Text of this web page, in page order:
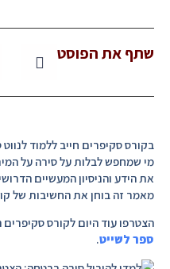
שתף את הפוסט
בקורס סקיפרים חייב ללמוד
מי שמחפש לבלות על סירה על
את הידע והניסיון המעשיים
מאמר זה בוחן את החשיבות של
הצטרפו עוד היום לקורס סקיפרים
ספר לשייט.